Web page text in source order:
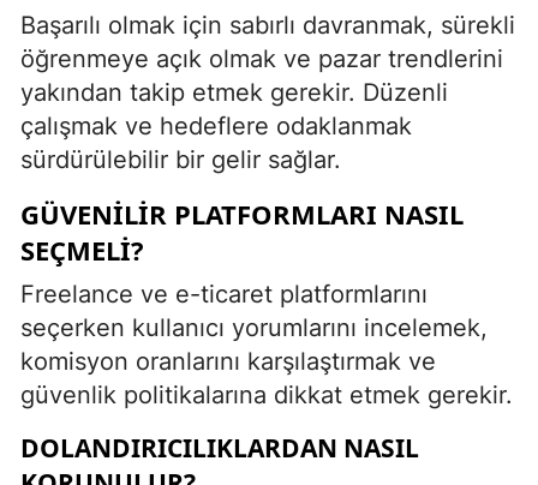
Başarılı olmak için sabırlı davranmak, sürekli
öğrenmeye açık olmak ve pazar trendlerini
yakından takip etmek gerekir. Düzenli
çalışmak ve hedeflere odaklanmak
sürdürülebilir bir gelir sağlar.
GÜVENILIR PLATFORMLARI NASIL
SEÇMELI?
Freelance ve e-ticaret platformlarını
seçerken kullanıcı yorumlarını incelemek,
komisyon oranlarını karşılaştırmak ve
güvenlik politikalarına dikkat etmek gerekir.
DOLANDIRICILIKLARDAN NASIL